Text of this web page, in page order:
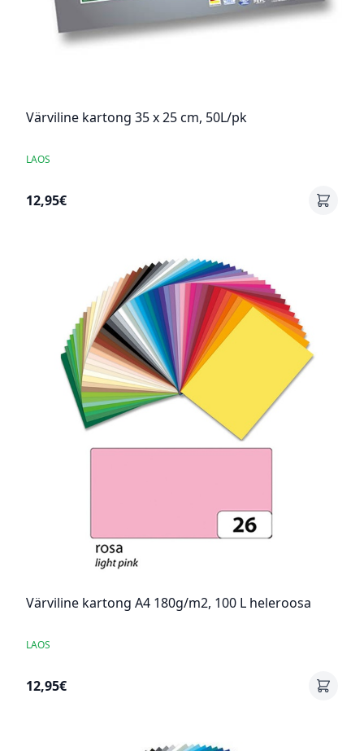
Värviline kartong 35 x 25 cm, 50L/pk
LAOS
12,95€
Värviline kartong A4 180g/m2, 100 L heleroosa
LAOS
12,95€